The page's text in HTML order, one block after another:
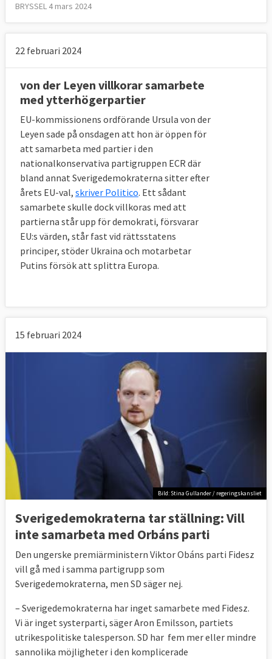
BRYSSEL 4 mars 2024
22 februari 2024
von der Leyen villkorar samarbete
med ytterhögerpartier
EU-kommissionens ordförande Ursula von der
Leyen sade på onsdagen att hon är öppen för
att samarbeta med partier i den
nationalkonservativa partigruppen ECR där
bland annat Sverigedemokraterna sitter efter
årets EU-val, skriver Politico. Ett sådant
samarbete skulle dock villkoras med att
partierna står upp för demokrati, försvarar
EU:s värden, står fast vid rättsstatens
principer, stöder Ukraina och motarbetar
Putins försök att splittra Europa.
15 februari 2024
Bild: Stina Gullander / regeringskansliet
Sverigedemokraterna tar ställning: Vill
inte samarbeta med Orbáns parti
Den ungerske premiärministern Viktor Obáns parti Fidesz
vill gå med i samma partigrupp som
Sverigedemokraterna, men SD säger nej.
– Sverigedemokraterna har inget samarbete med Fidesz.
Vi är inget systerparti, säger Aron Emilsson, partiets
utrikespolitiske talesperson. SD har fem mer eller mindre
sannolika möjligheter i den komplicerade